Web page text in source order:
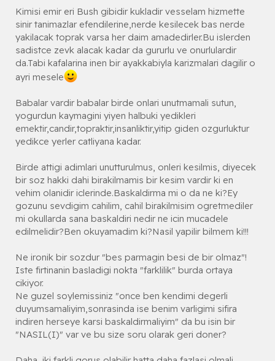
Kimisi emir eri Bush gibidir kukladir vesselam hizmette
sinir tanimazlar efendilerine,nerde kesilecek bas nerde
yakilacak toprak varsa her daim amadedirler.Bu islerden
sadistce zevk alacak kadar da gururlu ve onurlulardir
da.Tabi kafalarina inen bir ayakkabiyla karizmalari dagilir o
ayri mesele
Babalar vardir babalar birde onlari unutmamali sutun,
yogurdun kaymagini yiyen halbuki yedikleri
emektir,candir,topraktir,insanliktir,yitip giden ozgurluktur
yedikce yerler catliyana kadar.
Birde attigi adimlari unutturulmus, onleri kesilmis, diyecek
bir soz hakki dahi birakilmamis bir kesim vardir ki en
vehim olanidir iclerinde.Baskaldirma mi o da ne ki?Ey
gozunu sevdigim cahilim, cahil birakilmisim ogretmediler
mi okullarda sana baskaldiri nedir ne icin mucadele
edilmelidir?Ben okuyamadim ki?Nasil yapilir bilmem ki!!!
Ne ironik bir sozdur "bes parmagin besi de bir olmaz"!
Iste firtinanin basladigi nokta "farklilik" burda ortaya
cikiyor.
Ne guzel soylemissiniz "once ben kendimi degerli
duyumsamaliyim,sonrasinda ise benim varligimi sifira
indiren herseye karsi baskaldirmaliyim" da bu isin bir
"NASIL(I)" var ve bu size soru olarak geri doner?